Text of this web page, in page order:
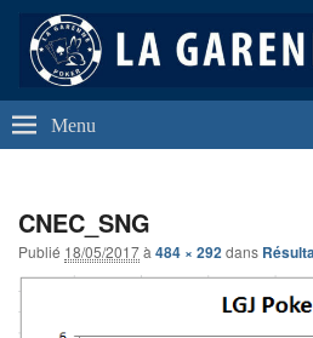
La Garenne Poker
Club de Poker de La Garenne Colombes
Menu
CNEC_SNG
Publié 18/05/2017à 484 × 292 dans